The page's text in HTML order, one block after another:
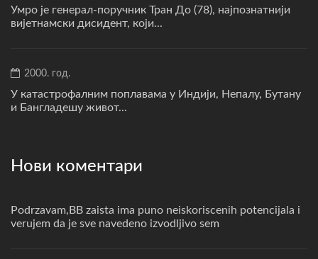
Умро је генерал-поручник Тран До (78), најпознатнији
вијетнамски дисидент, који...
2000. год.
У катастрофалним поплавама у Индији, Непалу, Бутану
и Бангладешу живот...
Нови коментари
Podrzavam,BB zaista ima puno neiskoriscenih potencijala i
verujem da je sve navedeno izvodljivo sem